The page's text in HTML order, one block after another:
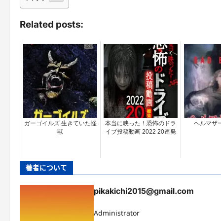
Related posts:
ガーゴイルズ 生きていた怪
獣
本当に映った！恐怖のドラ
イブ投稿動画 2022 20連発
ヘルマザ
著者について
pikakichi2015@gmail.com
Administrator